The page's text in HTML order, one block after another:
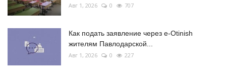
Авг 1, 2026 0 707
Как подать заявление через e-Otinish
жителям Павлодарской...
Авг 1, 2026 0 227